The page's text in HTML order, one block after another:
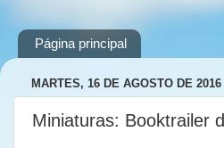
Página principal
MARTES, 16 DE AGOSTO DE 2016
Miniaturas: Booktrailer